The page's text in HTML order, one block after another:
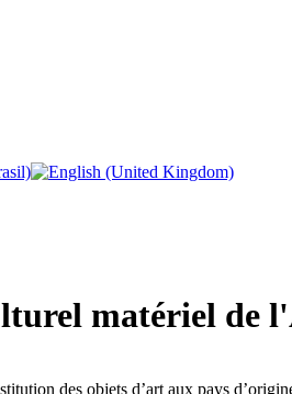
matériel de
des objets d’art aux pays